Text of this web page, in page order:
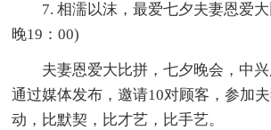
7. 相濡以沫，最爱七夕夫妻恩爱
晚19：00)
夫妻恩爱大比拼，七夕晚会，中
通过媒体发布，邀请10对顾客，参加
动，比默契，比才艺，比手艺。